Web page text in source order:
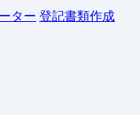
ター 登記書類作成